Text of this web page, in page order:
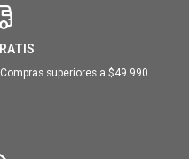
superiores a $49.990